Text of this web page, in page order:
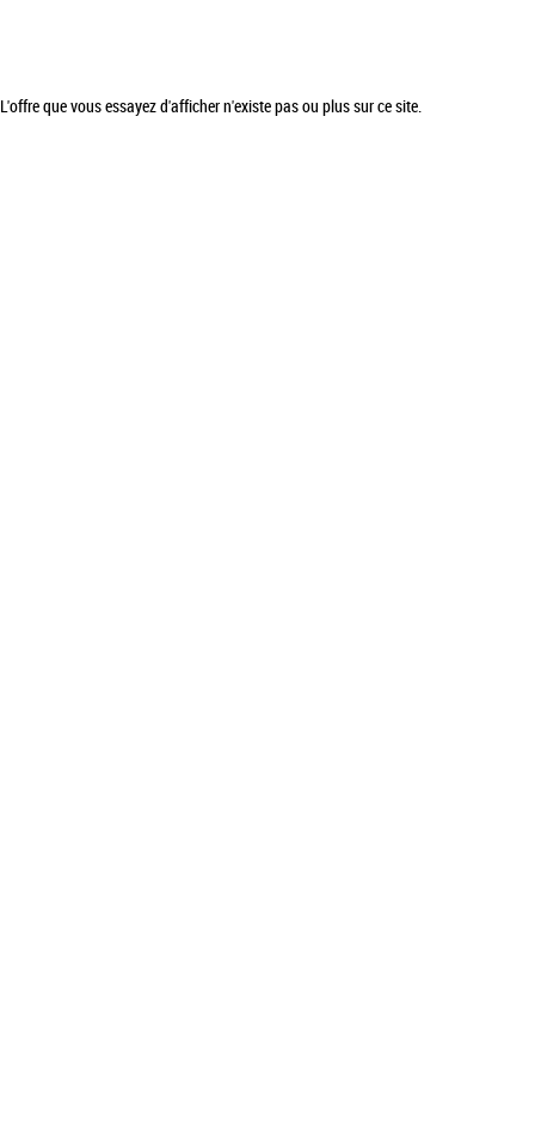
L'offre que vous essayez d'afficher n'existe pas ou plus sur ce site.